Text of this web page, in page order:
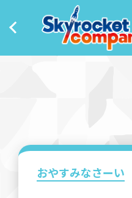
おやすみなさーい